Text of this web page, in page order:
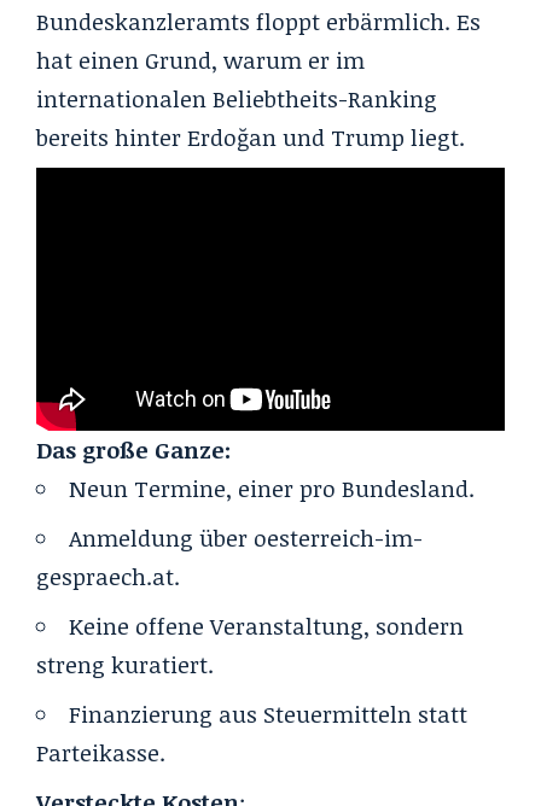
Bundeskanzleramts floppt erbärmlich. Es
hat einen Grund, warum er im
internationalen Beliebtheits-Ranking
bereits hinter Erdoğanund Trump liegt.
Das große Ganze:
Neun Termine, einer pro Bundesland.
Anmeldung über oesterreich-im-
gespraech.at.
Keine offene Veranstaltung, sondern
streng kuratiert.
Finanzierung aus Steuermitteln statt
Parteikasse.